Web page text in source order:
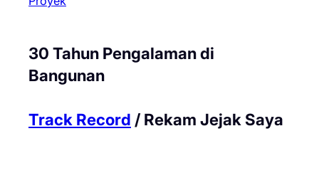
30 Tahun Pengalaman di
Bangunan
Track Record / Rekam Jejak Saya